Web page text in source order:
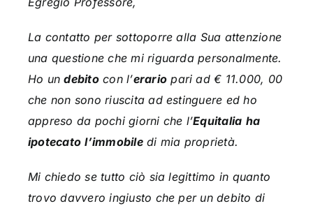
La contatto per sottoporre alla Sua attenzione
una questione che mi riguarda personalmente.
Ho undebitocon l’erario pari ad € 11.000, 00
che non sono riuscita ad estinguere ed ho
appreso da pochi giorni che l’Equitalia ha
ipotecato l’immobiledi mia proprietà.
Mi chiedo se tutto ciò sia legittimo in quanto
trovo davvero ingiusto che per un debito di